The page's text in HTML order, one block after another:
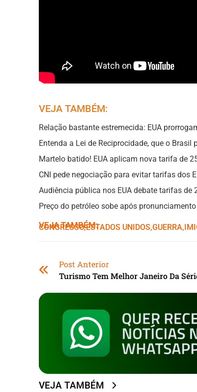
VEJA TAMBÉM:
Relação bastante estremecida: EUA
Entenda a Lei de Reciprocidade, que o Brasil
Martelo batido! EUA aplicam nova tarifa de
CNI pede negociação para evitar tarifas dos
Audiência pública nos EUA debate tarifas de
Preço do petróleo sobe após
VEJA TAMBÉM:
CONGRESSO,ㅤESTADOS UNIDOS,ㅤGUERRA,ㅤ
Post Anterior
VEJA TAMBÉM